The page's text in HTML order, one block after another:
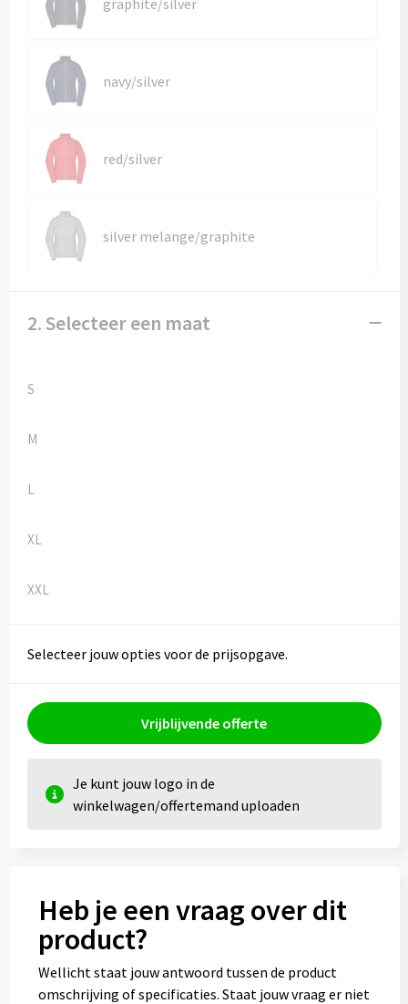
Kledingaccessoires
Vesten
Bivakmuts test
graphite/silver
navy/silver
red/silver
silver melange/graphite
2. Selecteer een maat
S
M
L
XL
XXL
Selecteer jouw opties voor de prijsopgave.
Vrijblijvende offerte
Je kunt jouw logo in de
winkelwagen/offertemand uploaden
Heb je een vraag over dit
product?
Wellicht staat jouw antwoord tussen de product
omschrijving of specificaties. Staat jouw vraag er niet